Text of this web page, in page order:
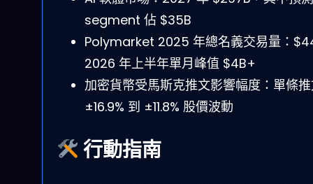
segment 佔 $35B
Polymarket 2025 年總名義交易量：
2026 年上半年單月峰值 $4B+
加密貨幣受馬斯克推文影響幅度：單條
±16.9% 到 ±11.8% 股價波動
行動指南